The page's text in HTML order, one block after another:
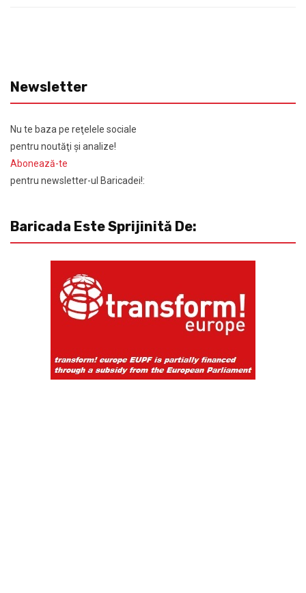
Newsletter
Nu te baza pe reţelele sociale
pentru noutăţi şi analize!
Abonează-te
pentru newsletter-ul Baricadei!:
Baricada Este Sprijinită De: